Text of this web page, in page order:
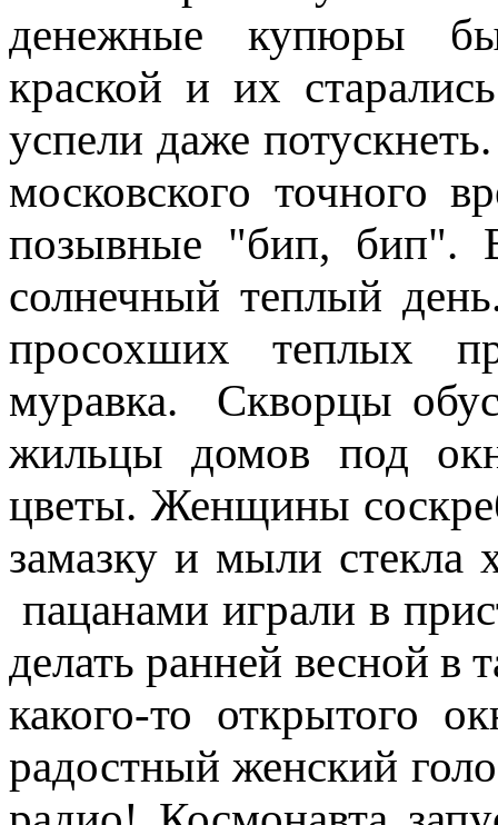
денежные купюры
краской и их
успели даже
московского точного
позывные "бип, бип".
солнечный теплый
просохших теплых
муравка. Скворцы
жильцы домов под
цветы. Женщины
замазку и мыли
пацанами играли в
делать ранней весной
какого-то открытого
радостный женский